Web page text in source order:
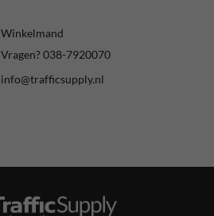
Winkelmand
Vragen? 038-7920070
info@trafficsupply.nl